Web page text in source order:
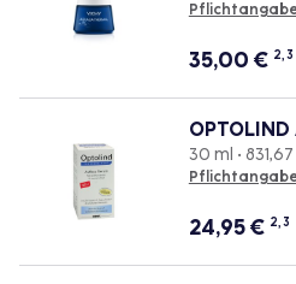
35,00 € 2, 3
30 ml • 831,67
24,95€ 2, 3